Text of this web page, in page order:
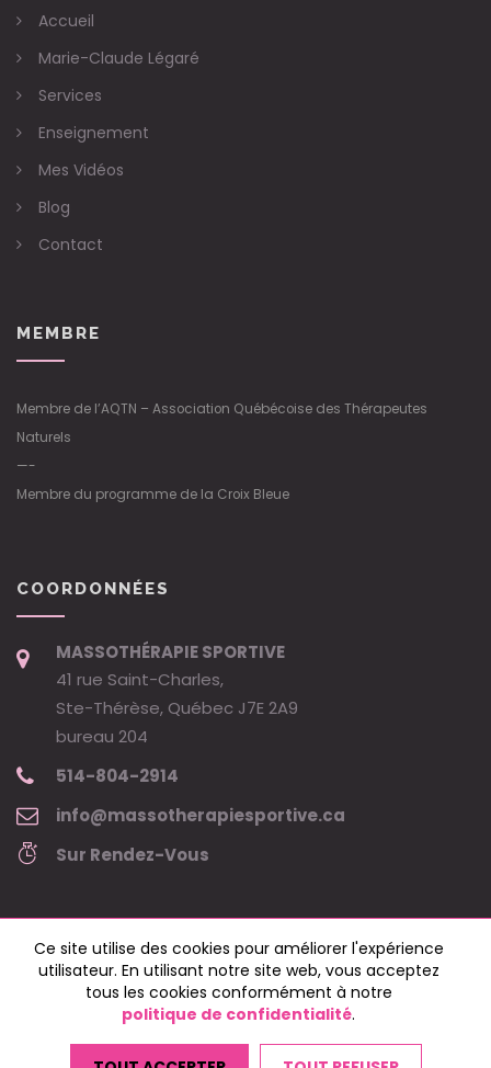
Accueil
Marie-Claude Légaré
Services
Enseignement
Mes Vidéos
Blog
Contact
MEMBRE
Membre de l’AQTN – Association Québécoise des Thérapeutes
Naturels
—-
Membre du programme de la Croix Bleue
COORDONNÉES
MASSOTHÉRAPIE SPORTIVE
41 rue Saint-Charles,
Ste-Thérèse, Québec J7E 2A9
bureau 204
514-804-2914
info@massotherapiesportive.ca
Sur Rendez-Vous
Copyright © 2024 massothérapie sportive - Marie-Claude Légaré •
Tous droits réservés.
Ce site utilise des cookies pour améliorer l'expérience
utilisateur. En utilisant notre site web, vous acceptez
tous les cookies conformément à notre
politique de confidentialité.